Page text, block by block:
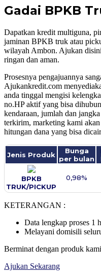
Gadai BPKB
Dapatkan kredit multiguna,
jaminan BPKB truk atau
wilayah Ambon. Ajukan
ringan dan aman.
Prosesnya pengajuannya
Ajukankredit.com
anda tinggal mengisi
no.HP aktif yang bisa
kendaraan, jumlah dan
terkirim, marketing kami
hitungan dana yang bisa
Jenis Produk
Bunga
per bulan
BPKB
TRUK/PICKUP
0,98%
KETERANGAN :
Data lengkap proses 1
Melayani domisili
Berminat dengan produk
Ajukan Sekarang